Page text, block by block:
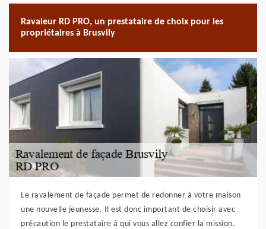
Ravaleur RD PRO, un prestataire de choix pour les
propriétaires à Brusvily
Le ravalement de façade permet de redonner à votre maison
une nouvelle jeunesse. Il est donc important de choisir avec
précaution le prestataire à qui vous allez confier la mission.